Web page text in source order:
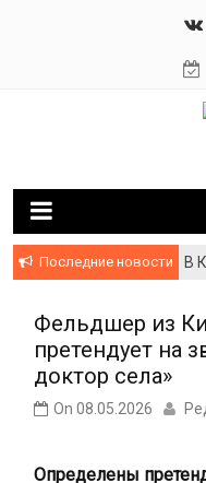
Последние новости
В
Фельдшер из
претендует на
доктор села»
On 08.05.2026
Определены